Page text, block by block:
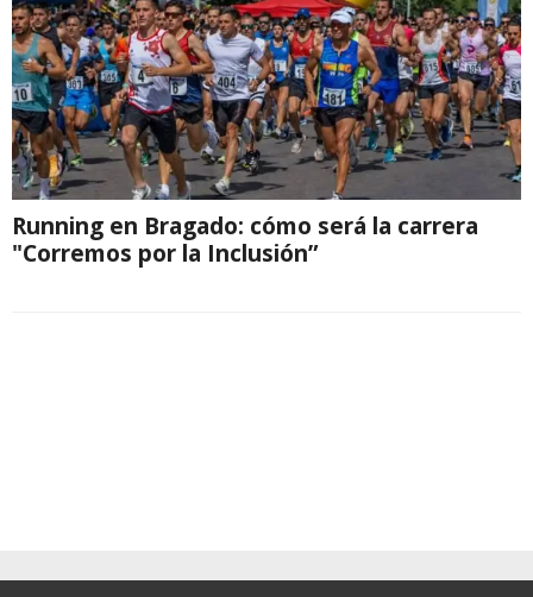
Running en Bragado: cómo será la carrera
"Corremos por la Inclusión”